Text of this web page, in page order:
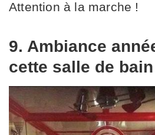
Attention à la marche !
9. Ambiance
cette salle de bain